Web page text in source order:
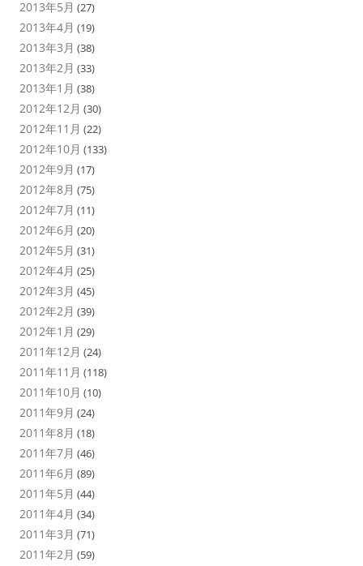
2013年5月 (27)
2013年4月 (19)
2013年3月 (38)
2013年2月 (33)
2013年1月 (38)
2012年12月 (30)
2012年11月 (22)
2012年10月 (133)
2012年9月 (17)
2012年8月 (75)
2012年7月 (11)
2012年6月 (20)
2012年5月 (31)
2012年4月 (25)
2012年3月 (45)
2012年2月 (39)
2012年1月 (29)
2011年12月 (24)
2011年11月 (118)
2011年10月 (10)
2011年9月 (24)
2011年8月 (18)
2011年7月 (46)
2011年6月 (89)
2011年5月 (44)
2011年4月 (34)
2011年3月 (71)
2011年2月 (59)